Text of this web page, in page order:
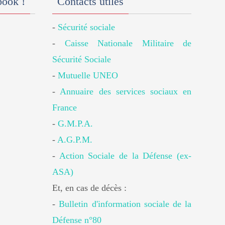
- Sécurité sociale
- Caisse Nationale Militaire de
Sécurité Sociale
-Mutuelle UNEO
-Annuaire des services sociaux en
France
-G.M.P.A.
-A.G.P.M.
- Action Sociale de la Défense (ex-
ASA)
Et, en cas de décès :
-Bulletin d'information sociale de la
Défense n°80